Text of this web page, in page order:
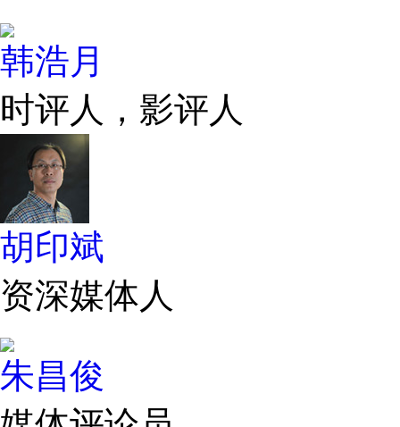
韩浩月
时评人，影评人
胡印斌
资深媒体人
朱昌俊